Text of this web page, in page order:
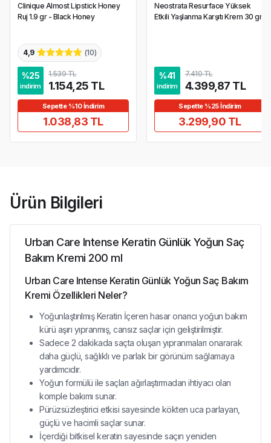
Clinique Almost Lipstick Honey
Ruj 1.9 gr - Black Honey
4,9 (10)
%25
indirim
1.539 TL
1.154,25 TL
Sepette %10 İndirim
1.038,83 TL
Neostrata Resurface Yüksek
Etkili Yaşlanma Karşıtı Krem 30 gr
%41
indirim
7.410 TL
4.399,87 TL
Sepette %25 İndirim
3.299,90 TL
Ürün Bilgileri
Urban Care Intense Keratin Günlük Yoğun Saç
Bakım Kremi 200 ml
Urban Care Intense Keratin Günlük Yoğun Saç Bakım
Kremi Özellikleri Neler?
Yoğunlaştırılmış Keratin İçeren hasar onarıcı yoğun bakım
kürü aşırı yıpranmış, cansız saçlar için geliştirilmiştir.
Sadece 2 dakikada saçta oluşan yıpranmaları onararak
daha güçlü, sağlıklı ve parlak bir görünüm sağlamaya
yardımcıdır.
Yoğun formülü ile saçları ağırlaştırmadan ihtiyacı olan
komple bakımı sunar.
Pürüzsüzleştirici etkisi sayesinde kökten uca parlayan,
güçlü ve hacimli saçlar sunar.
İçerdiği bitkisel keratin sayesinde saçın yeniden